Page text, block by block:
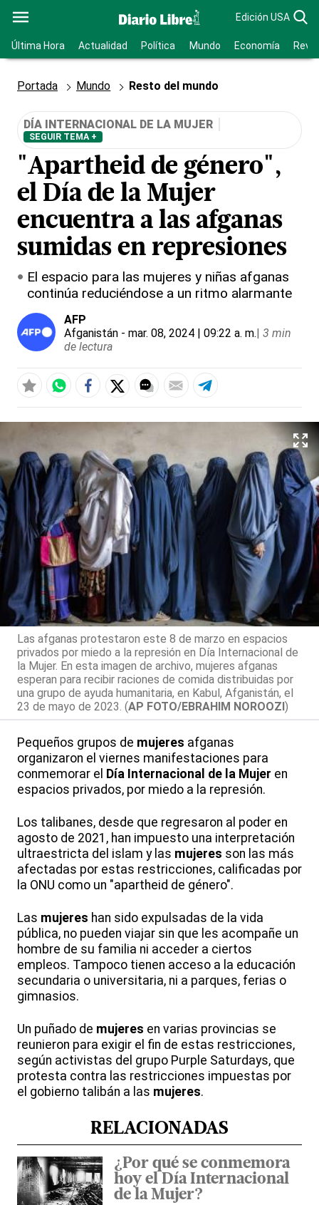
Edición USA
Última Hora Actualidad Política Mundo Economía
Portada Mundo Resto del mundo
DÍA INTERNACIONAL DE LA MUJER
SEGUIR TEMA +
"Apartheid de género",
el Día de la Mujer
encuentra a las afganas
sumidas en represiones
El espacio para las mujeres y niñas afganas
continúa reduciéndose a un ritmo alarmante
AFP
Afganistán - mar. 08, 2024 | 09:22 a. m.| 3 min
de lectura
Las afganas protestaron este 8 de marzo en espacios
privados por miedo a la represión en Día Internacional de
la Mujer. En esta imagen de archivo, mujeres afganas
esperan para recibir raciones de comida distribuidas por
una grupo de ayuda humanitaria, en Kabul, Afganistán, el
23 de mayo de 2023. (AP FOTO/EBRAHIM NOROOZI)
Pequeños grupos de mujeres afganas
organizaron el viernes manifestaciones para
conmemorar el Día Internacional de la Mujer en
espacios privados, por miedo a la represión.
Los talibanes, desde que regresaron al poder en
agosto de 2021, han impuesto una interpretación
ultraestricta del islam y las mujeres son las más
afectadas por estas restricciones, calificadas por
la ONU como un "apartheid de género".
Las mujeres han sido expulsadas de la vida
pública, no pueden viajar sin que les acompañe un
hombre de su familia ni acceder a ciertos
empleos. Tampoco tienen acceso a la educación
secundaria o universitaria, ni a parques, ferias o
gimnasios.
Un puñado de mujeres en varias provincias se
reunieron para exigir el fin de estas restricciones,
según activistas del grupo Purple Saturdays, que
protesta contra las restricciones impuestas por
el gobierno talibán a las mujeres.
RELACIONADAS
¿Por qué se conmemora
hoy el Día Internacional
de la Mujer?